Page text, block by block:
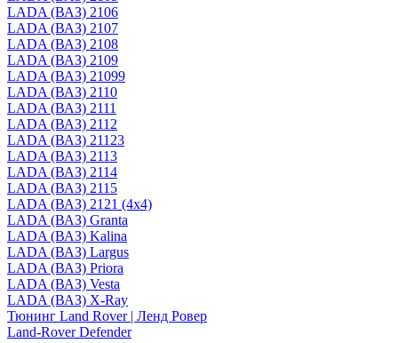
LADA (ВАЗ) 2106
LADA (ВАЗ) 2107
LADA (ВАЗ) 2108
LADA (ВАЗ) 2109
LADA (ВАЗ) 21099
LADA (ВАЗ) 2110
LADA (ВАЗ) 2111
LADA (ВАЗ) 2112
LADA (ВАЗ) 21123
LADA (ВАЗ) 2113
LADA (ВАЗ) 2114
LADA (ВАЗ) 2115
LADA (ВАЗ) 2121 (4x4)
LADA (ВАЗ) Granta
LADA (ВАЗ) Kalina
LADA (ВАЗ) Largus
LADA (ВАЗ) Priora
LADA (ВАЗ) Vesta
LADA (ВАЗ) X-Ray
Тюнинг Land Rover | Ленд Ровер
Land-Rover Defender